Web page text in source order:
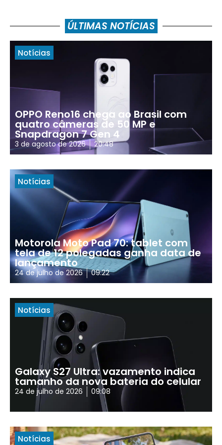
ÚLTIMAS NOTÍCIAS
Notícias
OPPO Reno16 chega ao Brasil com
quatro câmeras de 50 MP e
Snapdragon 7 Gen 4
3 de agosto de 2026 20:48
Notícias
Motorola Moto Pad 70: tablet com
tela de 12 polegadas ganha data de
lançamento
24 de julho de 2026 09:22
Notícias
Galaxy S27 Ultra: vazamento indica
tamanho da nova bateria do celular
24 de julho de 2026 09:08
Notícias